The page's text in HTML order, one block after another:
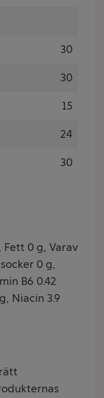
30
30
15
24
30
Fett 0 g, Varav
0 g,
B6 0.42
Niacin 3.9